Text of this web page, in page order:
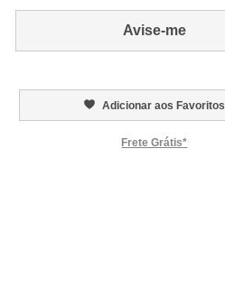
Avise-me
Adicionar aos Favoritos
Frete Grátis*